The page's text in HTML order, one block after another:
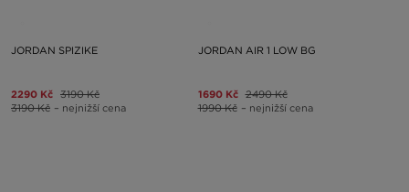
JORDAN SPIZIKE
2290 Kč 3190 Kč
3190 Kč – nejnižší cena
JORDAN AIR 1 LOW BG
1690 Kč 2490 Kč
1990 Kč – nejnižší cena